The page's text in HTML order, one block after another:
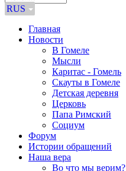
RUS
Главная
Новости
В Гомеле
Мысли
Каритас - Гомель
Скауты в Гомеле
Детская деревня
Церковь
Папа Римский
Социум
Форум
Истории обращений
Наша вера
Во что мы верим?